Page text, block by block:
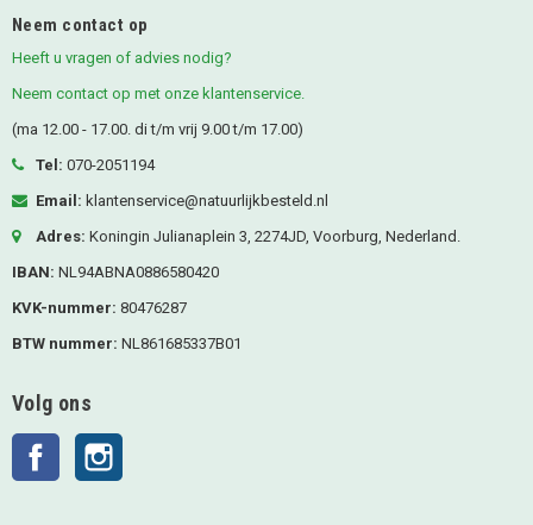
Neem contact op
Heeft u vragen of advies nodig?
Neem contact op met onze klantenservice.
(ma 12.00 - 17.00. di t/m vrij 9.00 t/m 17.00)
Tel: 070-2051194
Email: klantenservice@natuurlijkbesteld.nl
Adres: Koningin Julianaplein 3, 2274JD, Voorburg, Nederland.
IBAN: NL94ABNA0886580420
KVK-nummer: 80476287
BTW nummer: NL861685337B01
Volg ons
Facebook